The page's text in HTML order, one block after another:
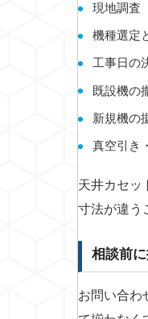
現地調査
機種選定
工事日の
既設機の
新規機の
真空引き
天井カセッ
寸法が違う
相談前
お問い合わ